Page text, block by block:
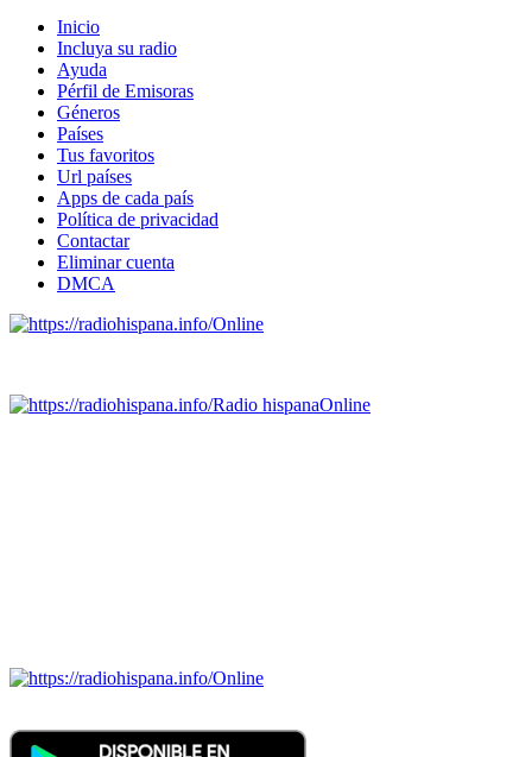
Inicio
Incluya su radio
Ayuda
Pérfil de Emisoras
Géneros
Países
Tus favoritos
Url países
Apps de cada país
Política de privacidad
Contactar
Eliminar cuenta
DMCA
Online
Radio hispanaOnline
Online